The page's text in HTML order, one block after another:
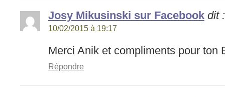
Josy Mikusinski sur Facebook dit :
10/02/2015 à 19:17
Merci Anik et compliments pour ton
Répondre